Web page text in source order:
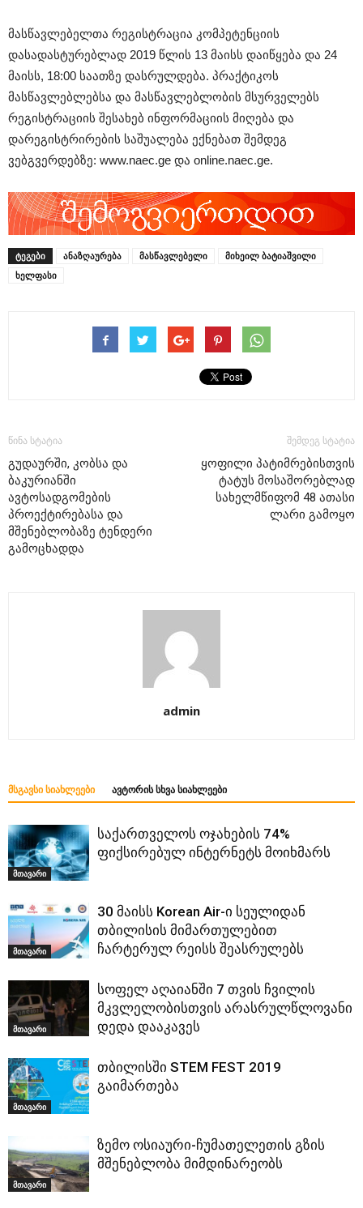
მასწავლებელთა რეგისტრაცია კომპეტენციის
დასადასტურებლად 2019 წლის 13 მაისს დაიწყება და 24
მაისს, 18:00 საათზე დასრულდება. პრაქტიკოს
მასწავლებლებსა და მასწავლებლობის მსურველებს
რეგისტრაციის შესახებ ინფორმაციის მიღება და
დარეგისტრირების საშუალება ექნებათ შემდეგ
ვებგვერდებზე: www.naec.ge და online.naec.ge.
ᲢᲔᲒᲔᲑᲘ ანაზღაურება მასწავლებელი
მიხეილ ბატიაშვილი
ხელფასი
წინა სტატია
გუდაურში, კობსა და
ბაკურიანში
ავტოსადგომების
პროექტირებასა და
მშენებლობაზე ტენდერი
გამოცხადდა
შემდეგ სტატია
ყოფილი პატიმრებისთვის
ტატუს მოსაშორებლად
სახელმწიფომ 48 ათასი
ლარი გამოყო
admin
ᲛᲡᲒᲐᲕᲡᲘ ᲡᲘᲐᲮᲚᲔᲔᲑᲘ ᲐᲕᲢᲝᲠᲘᲡ ᲡᲮᲕᲐ ᲡᲘᲐᲮᲚᲔᲔᲑᲘ
მთავარი
საქართველოს ოჯახების 74%
ფიქსირებულ ინტერნეტს მოიხმარს
მთავარი
30 მაისს Korean Air-ი სეულიდან
თბილისის მიმართულებით
ჩარტერულ რეისს შეასრულებს
მთავარი
სოფელ აღაიანში 7 თვის ჩვილის
მკვლელობისთვის არასრულწლოვანი
დედა დააკავეს
მთავარი
თბილისში STEM FEST 2019
გაიმართება
მთავარი
ზემო ოსიაური-ჩუმათელეთის გზის
მშენებლობა მიმდინარეობს